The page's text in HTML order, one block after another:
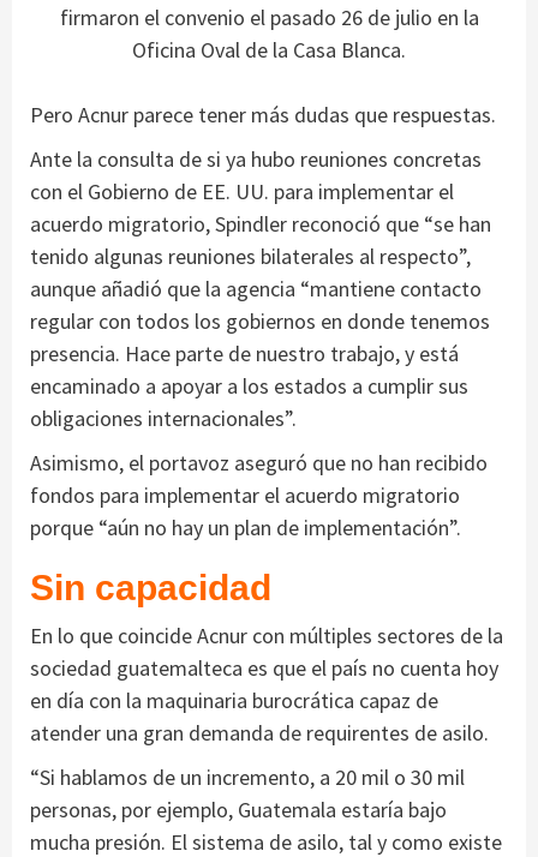
firmaron el convenio el pasado 26 de julio en la
Oficina Oval de la Casa Blanca.
Pero Acnur parece tener más dudas que respuestas.
Ante la consulta de si ya hubo reuniones concretas
con el Gobierno de EE. UU. para implementar el
acuerdo migratorio, Spindler reconoció que “se han
tenido algunas reuniones bilaterales al respecto”,
aunque añadió que la agencia “mantiene contacto
regular con todos los gobiernos en donde tenemos
presencia. Hace parte de nuestro trabajo, y está
encaminado a apoyar a los estados a cumplir sus
obligaciones internacionales”.
Asimismo, el portavoz aseguró que no han recibido
fondos para implementar el acuerdo migratorio
porque “aún no hay un plan de implementación”.
Sin capacidad
En lo que coincide Acnur con múltiples sectores de la
sociedad guatemalteca es que el país no cuenta hoy
en día con la maquinaria burocrática capaz de
atender una gran demanda de requirentes de asilo.
“Si hablamos de un incremento, a 20 mil o 30 mil
personas, por ejemplo, Guatemala estaría bajo
mucha presión. El sistema de asilo, tal y como existe